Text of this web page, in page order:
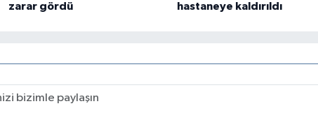
zarar gördü
hastaneye kaldırıldı